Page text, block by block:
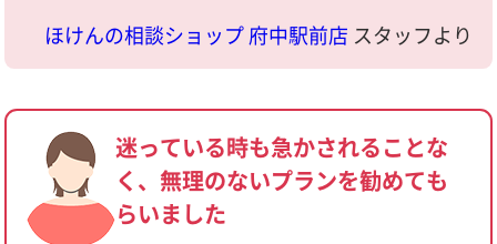
ほけんの相談ショップ 府中駅前店 スタッフより
迷っている時も急かされることな
く、無理のないプランを勧めても
らいました